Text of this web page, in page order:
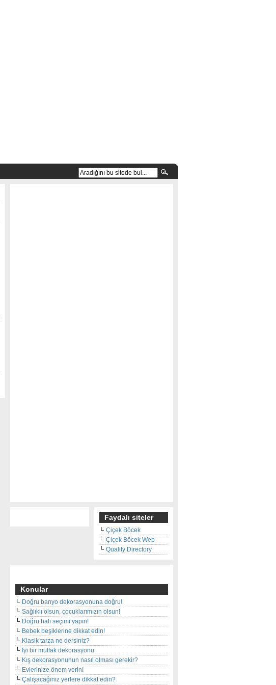
Faydalı siteler
Çiçek Böcek
Çiçek Böcek Web
Quality Directory
Konular
Doğru banyo dekorasyonuna doğru!
Sağlıklı olsun, çocuklarımızın olsun!
Doğru halı seçimi yapın!
Bebek beşiklerine dikkat edin!
Klasik tarza ne dersiniz?
İyi bir mutfak dekorasyonu
Kış dekorasyonunun nasıl olması gerekir?
Evlerinize önem verin!
Çalışacağınız yerlere dikkat edin?